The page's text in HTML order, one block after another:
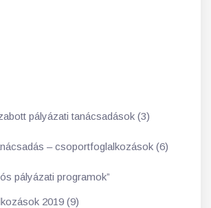
pályázati tanácsadások (3)
– csoportfoglalkozások (6)
pályázati programok”
2019 (9)